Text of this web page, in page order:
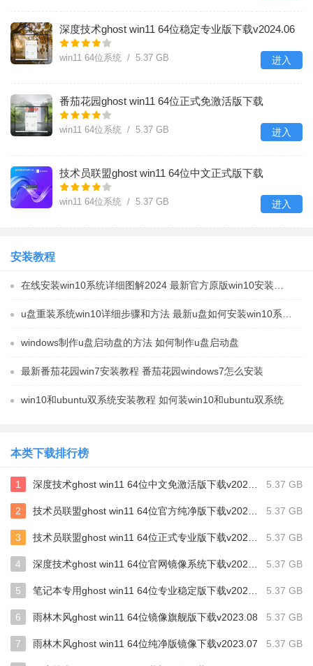
深度技术ghost win11 64位稳定专业版下载v2024.06
win11 64位系统 / 5.37 GB 进入
番茄花园ghost win11 64位正式免激活版下载
v2024.05
win11 64位系统 / 5.37 GB 进入
技术员联盟ghost win11 64位中文正式版下载
v2024.05
win11 64位系统 / 5.37 GB 进入
安装教程
在线安装win10系统详细图解2024 最新官方原版win10安装教程
u盘重装系统win10详细步骤和方法 最新u盘如何安装win10系统教程
windows制作u盘启动盘的方法 如何制作u盘启动盘
最新番茄花园win7安装教程 番茄花园windows7怎么安装
win10和ubuntu双系统安装教程 如何装win10和ubuntu双系统
本类下载排行榜
1 深度技术ghost win11 64位中文免激活版下载v2024.06 5.37 GB
2 技术员联盟ghost win11 64位官方纯净版下载v2024.03 5.37 GB
3 技术员联盟ghost win11 64位正式专业版下载v2024.01 5.37 GB
4 深度技术ghost win11 64位官网镜像系统下载v2023.12 5.37 GB
5 笔记本专用ghost win11 64位专业稳定版下载v2023.10 5.37 GB
6 雨林木风ghost win11 64位镜像旗舰版下载v2023.08 5.37 GB
7 雨林木风ghost win11 64位纯净版镜像下载v2023.07 5.37 GB